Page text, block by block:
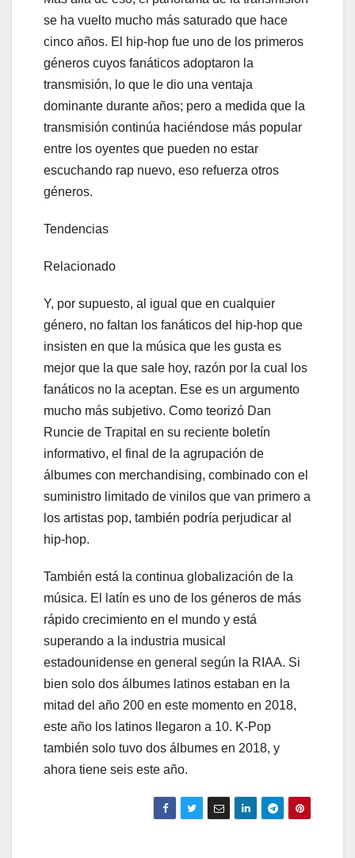
se ha vuelto mucho más saturado que hace
cinco años. El hip-hop fue uno de los primeros
géneros cuyos fanáticos adoptaron la
transmisión, lo que le dio una ventaja
dominante durante años; pero a medida que la
transmisión continúa haciéndose más popular
entre los oyentes que pueden no estar
escuchando rap nuevo, eso refuerza otros
géneros.
Tendencias
Relacionado
Y, por supuesto, al igual que en cualquier
género, no faltan los fanáticos del hip-hop que
insisten en que la música que les gusta es
mejor que la que sale hoy, razón por la cual los
fanáticos no la aceptan. Ese es un argumento
mucho más subjetivo. Como teorizó Dan
Runcie de Trapital en su reciente boletín
informativo, el final de la agrupación de
álbumes con merchandising, combinado con el
suministro limitado de vinilos que van primero a
los artistas pop, también podría perjudicar al
hip-hop.
También está la continua globalización de la
música. El latín es uno de los géneros de más
rápido crecimiento en el mundo y está
superando a la industria musical
estadounidense en general según la RIAA. Si
bien solo dos álbumes latinos estaban en la
mitad del año 200 en este momento en 2018,
este año los latinos llegaron a 10. K-Pop
también solo tuvo dos álbumes en 2018, y
ahora tiene seis este año.